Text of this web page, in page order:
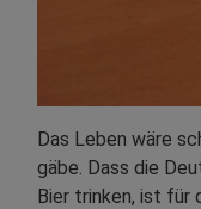
Das Leben wäre
gäbe. Dass die
Bier trinken, ist für